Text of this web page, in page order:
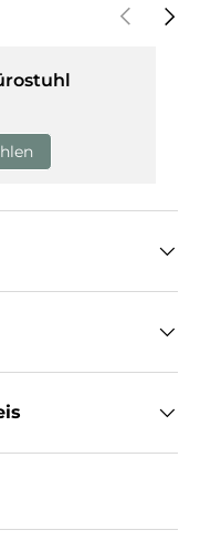
Vorherige